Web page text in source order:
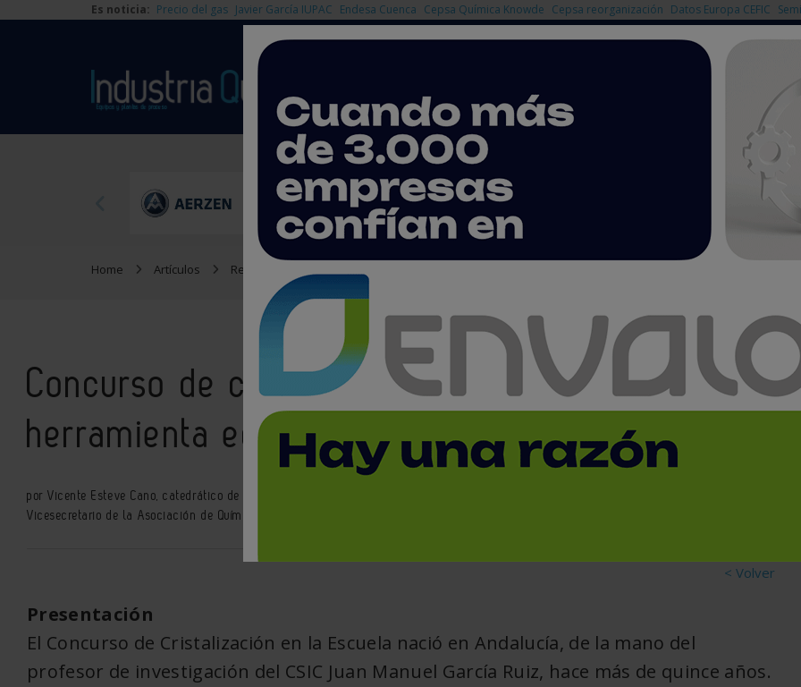
Es noticia: Precio del gas Javier García IUPAC Endesa Cuenca Cepsa Química Knowde Cepsa reorganización Datos Europa CEFIC
Home Artículos Reportajes
Concurso de cristalización en la escuela: una
herramienta educativa innovadora
por Vicente Esteve Cano, catedrático de Química Inorgánica de la Universitat Jaume I de Castellón.
Vicesecretario de la Asociación de Químicos de la Comunidad Valenciana
< Volver
Presentación
El Concurso de Cristalización en la Escuela nació en Andalucía, de la mano del
profesor de investigación del CSIC Juan Manuel García Ruiz, hace más de quince años.